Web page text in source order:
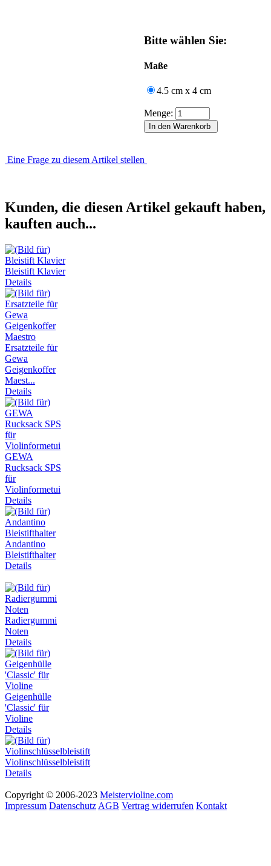
Bitte wählen Sie:
Maße
4.5 cm x 4 cm
Menge:
Eine Frage zu diesem Artikel stellen
Kunden, die diesen Artikel gekauft haben,
kauften auch...
Bleistift Klavier
Details
Ersatzteile für
Gewa
Geigenkoffer
Maest...
Details
GEWA
Rucksack SPS
für
Violinformetui
Details
Andantino
Bleistifthalter
Details
Radiergummi
Noten
Details
Geigenhülle
'Classic' für
Violine
Details
Violinschlüsselbleistift
Details
Copyright © 2006-2023 Meistervioline.com
Impressum Datenschutz AGB Vertrag widerrufen Kontakt